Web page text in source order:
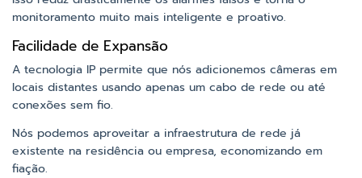
monitoramento muito mais inteligente e proativo.
Facilidade de Expansão
A tecnologia IP permite que nós adicionemos câmeras em
locais distantes usando apenas um cabo de rede ou até
conexões sem fio.
Nós podemos aproveitar a infraestrutura de rede já
existente na residência ou empresa, economizando em
fiação.